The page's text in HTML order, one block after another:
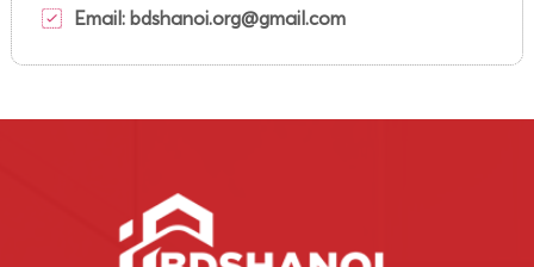
Email: bdshanoi.org@gmail.com